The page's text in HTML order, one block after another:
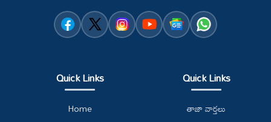
Quick Links
Home
Quick Links
తాజా వార్తలు